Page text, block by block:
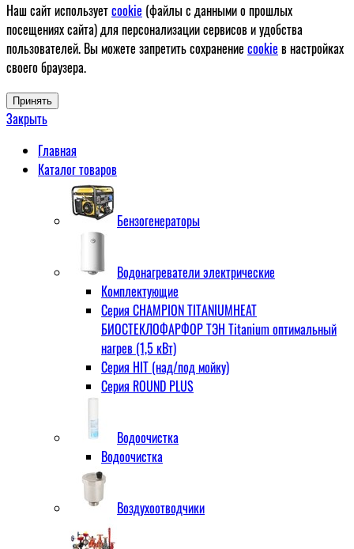
Наш сайт используетcookie (файлы с данными о прошлых
посещениях сайта) для персонализации сервисов и удобства
пользователей. Вы можете запретить сохранение cookie в настройках
своего браузера.
Принять
Закрыть
Главная
Каталог товаров
Бензогенераторы
Водонагреватели электрические
Комплектующие
Серия CHAMPION TITANIUMHEAT
БИОСТЕКЛОФАРФОР ТЭН Titanium оптимальный
нагрев (1,5 кВт)
Серия HIT (над/под мойку)
Серия ROUND PLUS
Водоочистка
Водоочистка
Воздухоотводчики